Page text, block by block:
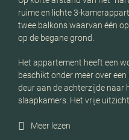
ruime en lichte 3-
twee balkons waarvan één
op de begane grond.
Het appartement heeft een
beschikt onder meer over
deur aan de achterzijde naar
slaapkamers. Het vrije uitzicht
Meer lezen